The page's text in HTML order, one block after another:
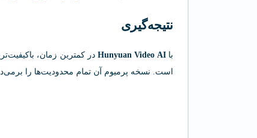
نتیجه‌گیری
باHunyuan Video AIدر کمترین زمان،
است. نسخه پرمیوم آن تمام محدودیت‌ها را